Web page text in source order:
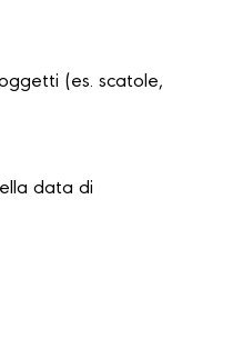
(es. scatole,
data di